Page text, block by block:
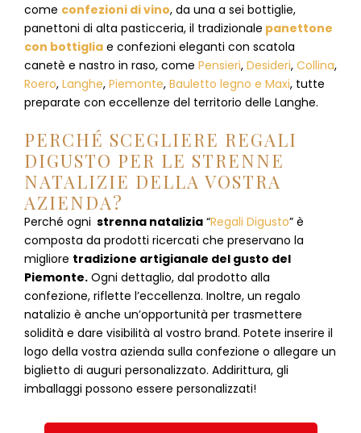
come confezioni di vino, da una a sei bottiglie,
panettoni di alta pasticceria, il tradizionale panettone
con bottiglia e confezioni eleganti con scatola
canetè e nastro in raso, come Pensieri, Desideri, Collina,
Roero, Langhe, Piemonte, Bauletto legno e Maxi, tutte
preparate con eccellenze del territorio delle Langhe.
PERCHÉ SCEGLIERE REGALI
DIGUSTO PER LE STRENNE
NATALIZIE DELLA VOSTRA
AZIENDA?
Perché ogni strenna natalizia “Regali Digusto” è
composta da prodotti ricercati che preservano la
migliore tradizione artigianale del gusto del
Piemonte. Ogni dettaglio, dal prodotto alla
confezione, riflette l’eccellenza. Inoltre, un regalo
natalizio è anche un’opportunità per trasmettere
solidità e dare visibilità al vostro brand. Potete inserire il
logo della vostra azienda sulla confezione o allegare un
biglietto di auguri personalizzato. Addirittura, gli
imballaggi possono essere personalizzati!